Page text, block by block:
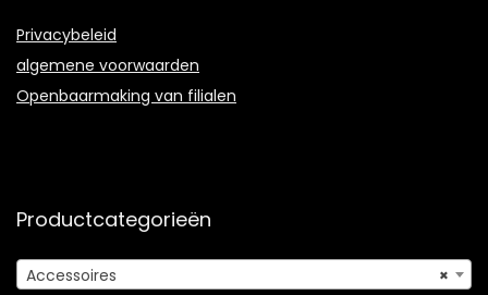
Privacybeleid
algemene voorwaarden
Openbaarmaking van filialen
Productcategorieën
×
Accessoires